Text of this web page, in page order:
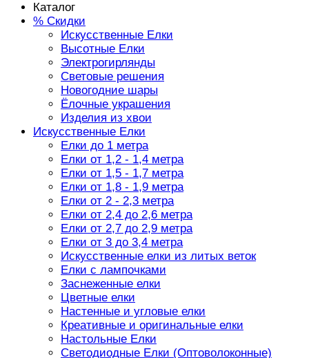
Каталог
% Скидки
Искусственные Елки
Высотные Елки
Электрогирлянды
Световые решения
Новогодние шары
Ёлочные украшения
Изделия из хвои
Искусственные Елки
Елки до 1 метра
Елки от 1,2 - 1,4 метра
Елки от 1,5 - 1,7 метра
Елки от 1,8 - 1,9 метра
Елки от 2 - 2,3 метра
Елки от 2,4 до 2,6 метра
Елки от 2,7 до 2,9 метра
Елки от 3 до 3,4 метра
Искусственные елки из литых веток
Елки с лампочками
Заснеженные елки
Цветные елки
Настенные и угловые елки
Креативные и оригинальные елки
Настольные Елки
Светодиодные Елки (Оптоволоконные)